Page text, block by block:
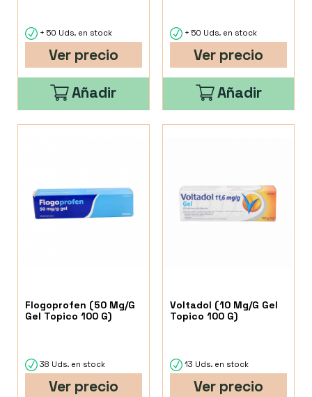
+ 50 Uds. en stock
Ver precio
Añadir
+ 50 Uds. en stock
Ver precio
Añadir
Flogoprofen (50 Mg/G
Gel Topico 100 G)
38 Uds. en stock
Ver precio
Voltadol (10 Mg/G Gel
Topico 100 G)
13 Uds. en stock
Ver precio